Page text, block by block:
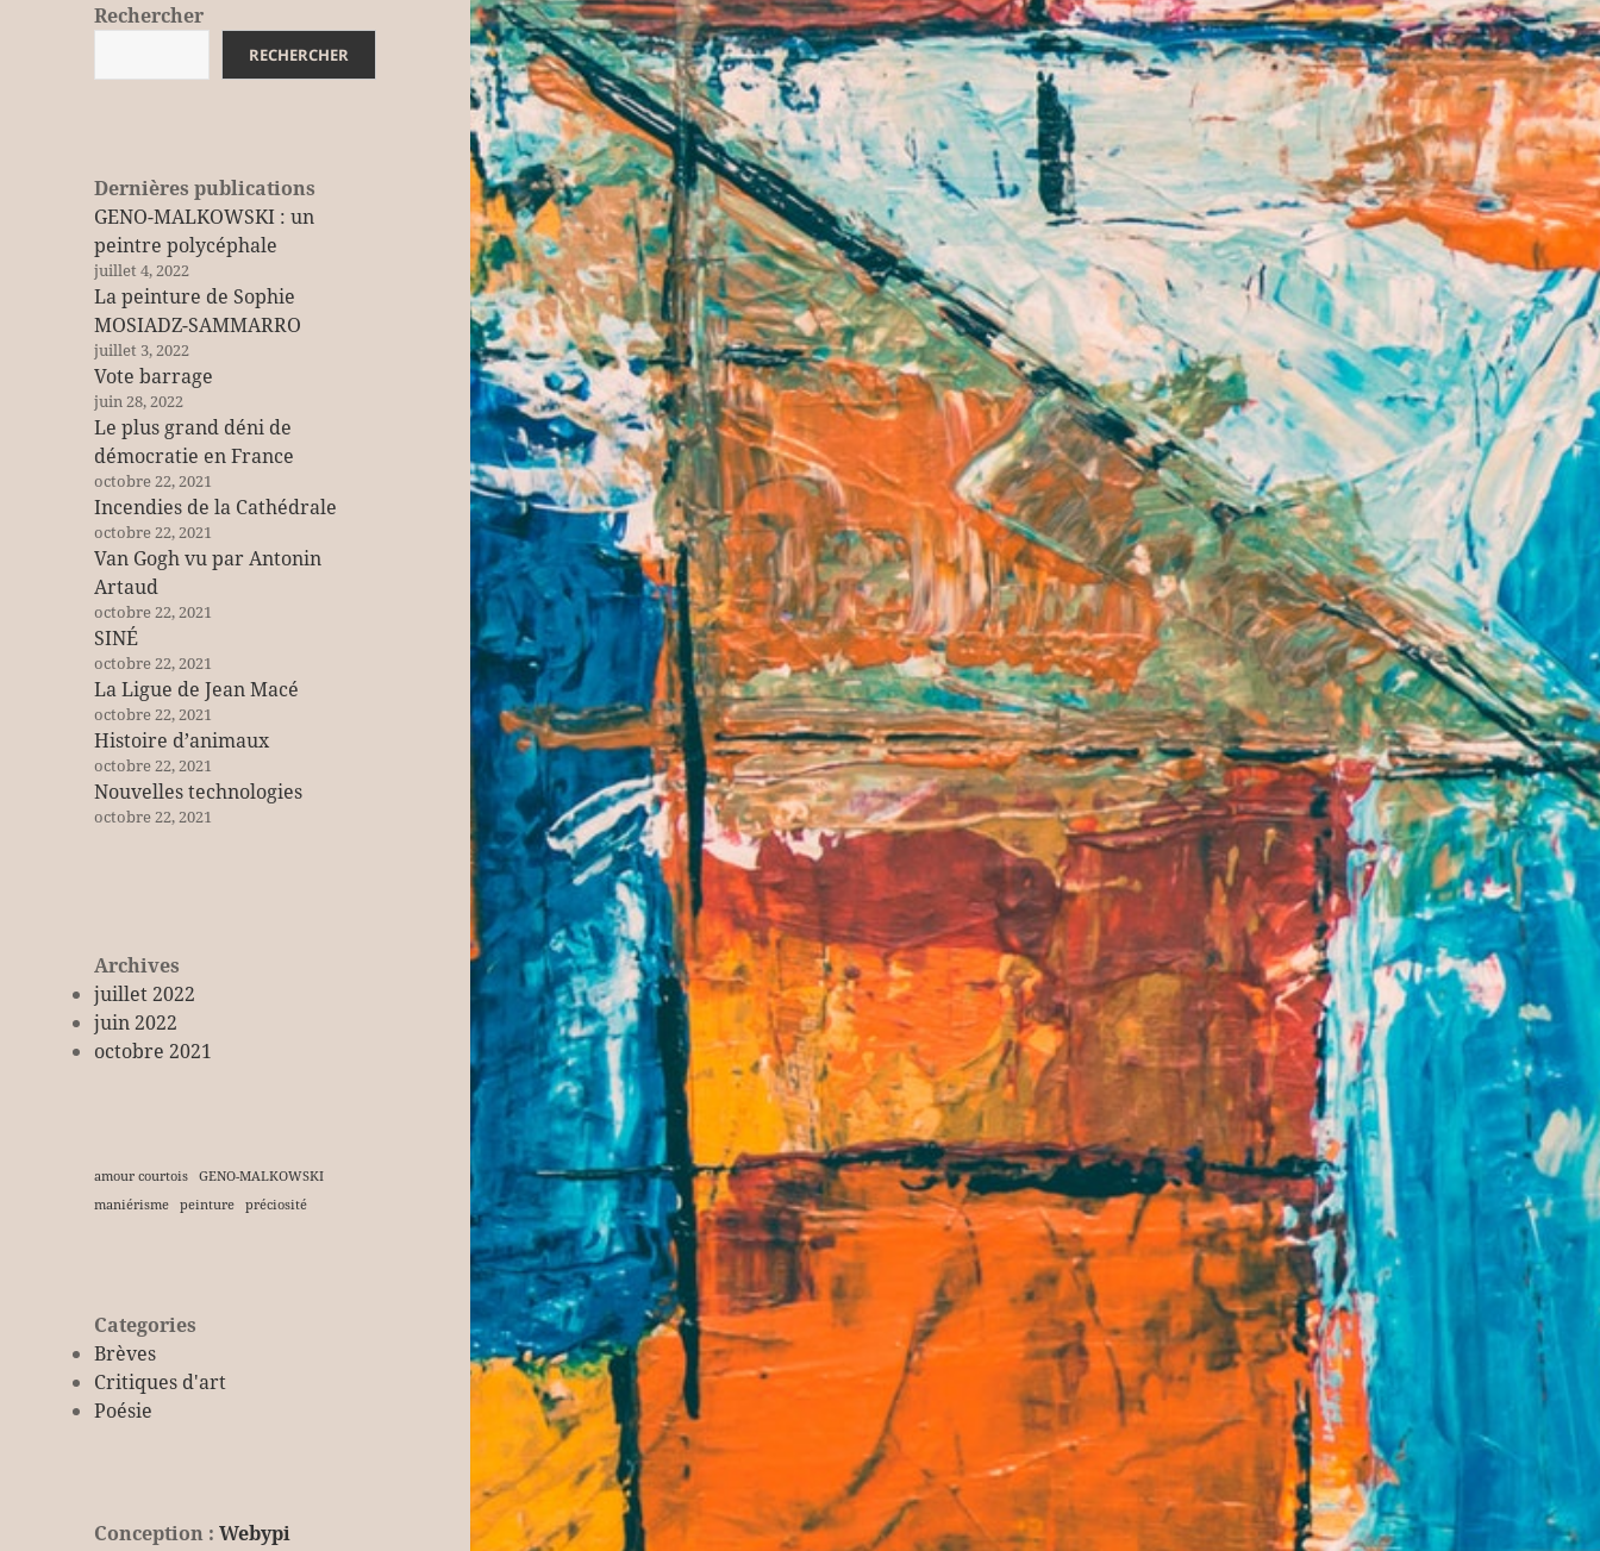
Rechercher
RECHERCHER
Dernières publications
GENO-MALKOWSKI : un
peintre polycéphale
juillet 4, 2022
La peinture de Sophie
MOSIADZ-SAMMARRO
juillet 3, 2022
Vote barrage
juin 28, 2022
Le plus grand déni de
démocratie en France
octobre 22, 2021
Incendies de la Cathédrale
octobre 22, 2021
Van Gogh vu par Antonin
Artaud
octobre 22, 2021
SINÉ
octobre 22, 2021
La Ligue de Jean Macé
octobre 22, 2021
Histoire d’animaux
octobre 22, 2021
Nouvelles technologies
octobre 22, 2021
Archives
juillet 2022
juin 2022
octobre 2021
amour courtois
GENO-MALKOWSKI
maniérisme
peinture préciosité
Categories
Brèves
Critiques d'art
Poésie
Conception : Webypi